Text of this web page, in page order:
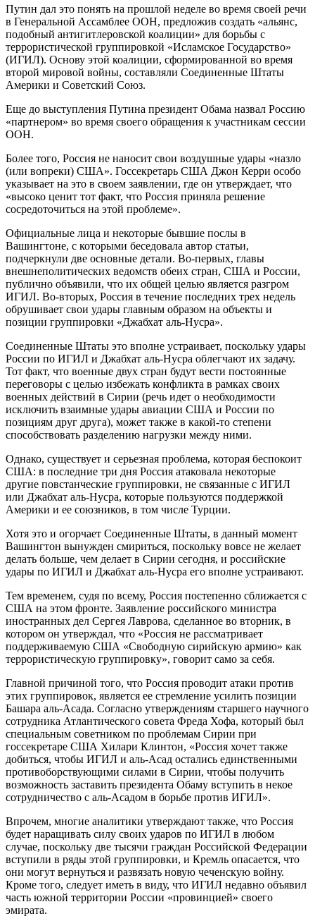
Путин дал это понять на прошлой неделе во время своей речи
в Генеральной Ассамблее ООН, предложив создать «альянс,
подобный антигитлеровской коалиции» для борьбы с
террористической группировкой «Исламское Государство»
(ИГИЛ). Основу этой коалиции, сформированной во время
второй мировой войны, составляли Соединенные Штаты
Америки и Советский Союз.
Еще до выступления Путина президент Обама назвал Россию
«партнером» во время своего обращения к участникам сессии
ООН.
Более того, Россия не наносит свои воздушные удары «назло
(или вопреки) США». Госсекретарь США Джон Керри особо
указывает на это в своем заявлении, где он утверждает, что
«высоко ценит тот факт, что Россия приняла решение
сосредоточиться на этой проблеме».
Официальные лица и некоторые бывшие послы в
Вашингтоне, с которыми беседовала автор статьи,
подчеркнули две основные детали. Во-первых, главы
внешнеполитических ведомств обеих стран, США и России,
публично объявили, что их общей целью является разгром
ИГИЛ. Во-вторых, Россия в течение последних трех недель
обрушивает свои удары главным образом на объекты и
позиции группировки «Джабхат аль-Нусра».
Соединенные Штаты это вполне устраивает, поскольку удары
России по ИГИЛ и Джабхат аль-Нусра облегчают их задачу.
Тот факт, что военные двух стран будут вести постоянные
переговоры с целью избежать конфликта в рамках своих
военных действий в Сирии (речь идет о необходимости
исключить взаимные удары авиации США и России по
позициям друг друга), может также в какой-то степени
способствовать разделению нагрузки между ними.
Однако, существует и серьезная проблема, которая беспокоит
США: в последние три дня Россия атаковала некоторые
другие повстанческие группировки, не связанные с ИГИЛ
или Джабхат аль-Нусра, которые пользуются поддержкой
Америки и ее союзников, в том числе Турции.
Хотя это и огорчает Соединенные Штаты, в данный момент
Вашингтон вынужден смириться, поскольку вовсе не желает
делать больше, чем делает в Сирии сегодня, и российские
удары по ИГИЛ и Джабхат аль-Нусра его вполне устраивают.
Тем временем, судя по всему, Россия постепенно сближается с
США на этом фронте. Заявление российского министра
иностранных дел Сергея Лаврова, сделанное во вторник, в
котором он утверждал, что «Россия не рассматривает
поддерживаемую США «Свободную сирийскую армию» как
террористическую группировку», говорит само за себя.
Главной причиной того, что Россия проводит атаки против
этих группировок, является ее стремление усилить позиции
Башара аль-Асада. Согласно утверждениям старшего научного
сотрудника Атлантического совета Фреда Хофа, который был
специальным советником по проблемам Сирии при
госсекретаре США Хилари Клинтон, «Россия хочет также
добиться, чтобы ИГИЛ и аль-Асад остались единственными
противоборствующими силами в Сирии, чтобы получить
возможность заставить президента Обаму вступить в некое
сотрудничество с аль-Асадом в борьбе против ИГИЛ».
Впрочем, многие аналитики утверждают также, что Россия
будет наращивать силу своих ударов по ИГИЛ в любом
случае, поскольку две тысячи граждан Российской Федерации
вступили в ряды этой группировки, и Кремль опасается, что
они могут вернуться и развязать новую чеченскую войну.
Кроме того, следует иметь в виду, что ИГИЛ недавно объявил
часть южной территории России «провинцией» своего
эмирата.